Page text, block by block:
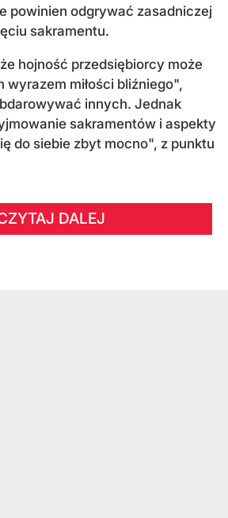
powinien odgrywać zasadniczej
sakramentu.
hojność przedsiębiorcy może
miłości bliźniego",
innych. Jednak
sakramentów i aspekty
do siebie zbyt mocno", z punktu
DALEJ